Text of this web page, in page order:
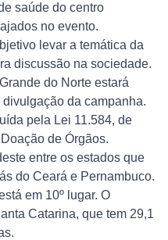
saúde do centro
no evento.
levar a temática da
discussão na sociedade.
do Norte estará
da campanha.
pela Lei 11.584, de
de Órgãos.
entre os estados que
do Ceará e Pernambuco.
em 10º lugar. O
Catarina, que tem 29,1